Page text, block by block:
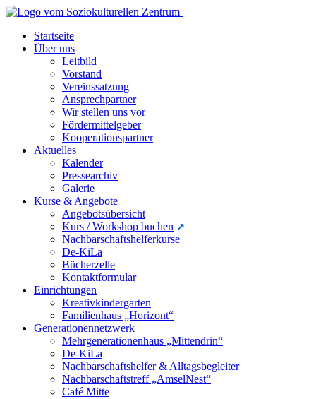
Startseite
Über uns
Leitbild
Vorstand
Vereinssatzung
Ansprechpartner
Wir stellen uns vor
Fördermittelgeber
Kooperationspartner
Aktuelles
Kalender
Pressearchiv
Galerie
Kurse & Angebote
Angebotsübersicht
Kurs / Workshop buchen
Nachbarschaftshelferkurse
De-KiLa
Bücherzelle
Kontaktformular
Einrichtungen
Kreativkindergarten
Familienhaus „Horizont“
Generationennetzwerk
Mehrgenerationenhaus „Mittendrin“
De-KiLa
Nachbarschaftshelfer & Alltagsbegleiter
Nachbarschaftstreff „AmselNest“
Café Mitte